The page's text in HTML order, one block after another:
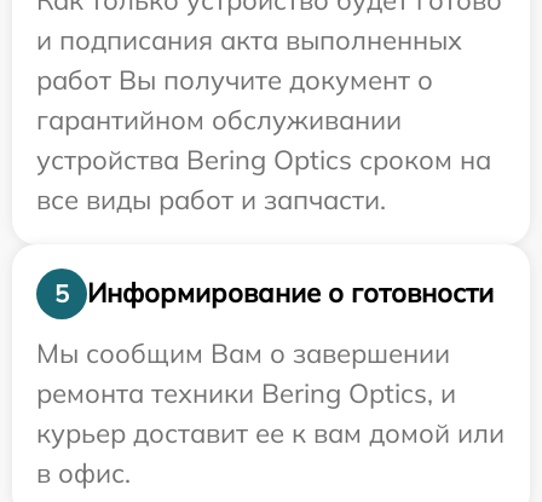
и подписания акта выполненных
работ Вы получите документ о
гарантийном обслуживании
устройства Bering Optics сроком на
все виды работ и запчасти.
5
Информирование о готовности
Мы сообщим Вам о завершении
ремонта техники Bering Optics, и
курьер доставит ее к вам домой или
в офис.